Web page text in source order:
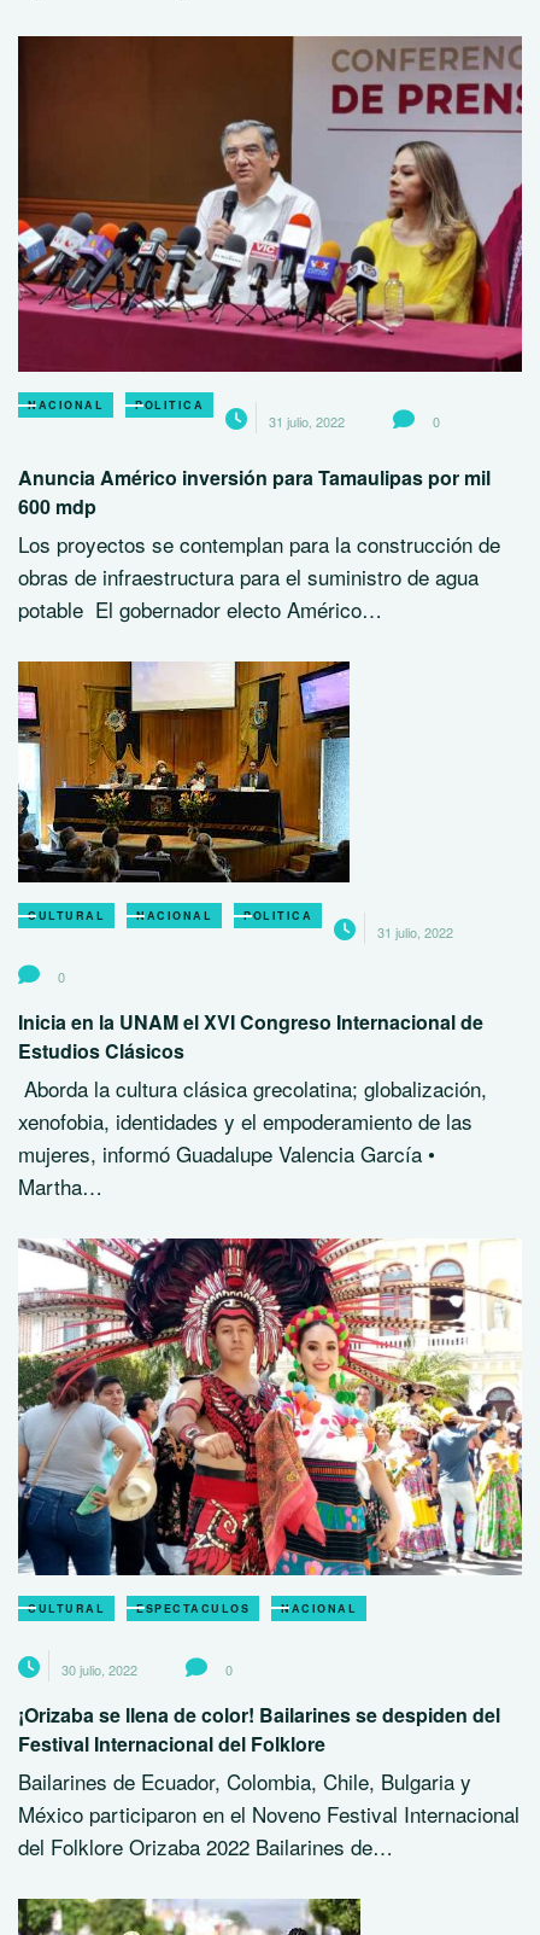
NACIONAL POLITICA
31 julio, 2022 0
Anuncia Américo inversión para Tamaulipas por mil
600 mdp
Los proyectos se contemplan para la construcción de
obras de infraestructura para el suministro de agua
potable El gobernador electo Américo…
CULTURAL NACIONAL POLITICA
31 julio, 2022
0
Inicia en la UNAM el XVI Congreso Internacional de
Estudios Clásicos
Aborda la cultura clásica grecolatina; globalización,
xenofobia, identidades y el empoderamiento de las
mujeres, informó Guadalupe Valencia García •
Martha…
CULTURAL ESPECTACULOS NACIONAL
30 julio, 2022 0
¡Orizaba se llena de color! Bailarines se despiden del
Festival Internacional del Folklore
Bailarines de Ecuador, Colombia, Chile, Bulgaria y
México participaron en el Noveno Festival Internacional
del Folklore Orizaba 2022 Bailarines de…